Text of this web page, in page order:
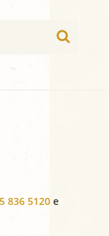
836 5120 e